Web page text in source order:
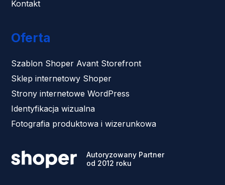
Kontakt
Oferta
Szablon Shoper Avant Storefront
Sklep internetowy Shoper
Strony internetowe WordPress
Identyfikacja wizualna
Fotografia produktowa i wizerunkowa
Autoryzowany Partner
od 2012 roku